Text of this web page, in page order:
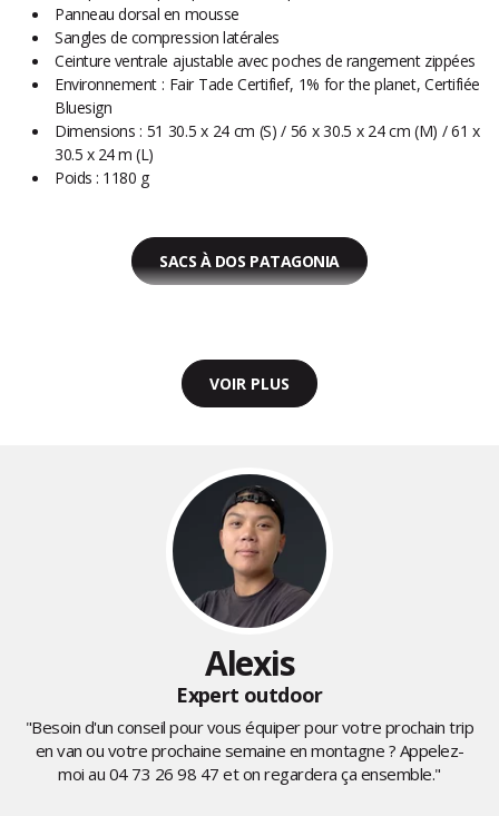
Panneau dorsal en mousse
Sangles de compression latérales
Ceinture ventrale ajustable avec poches de rangement zippées
Environnement : Fair Tade Certifief, 1% for the planet, Certifiée
Bluesign
Dimensions : 51 30.5 x 24 cm (S) / 56 x 30.5 x 24 cm (M) / 61 x
30.5 x 24 m (L)
Poids : 1180 g
SACS À DOS PATAGONIA
VOIR PLUS
Alexis
Expert outdoor
"Besoin d'un conseil pour vous équiper pour votre prochain trip
en van ou votre prochaine semaine en montagne ? Appelez-
moi au 04 73 26 98 47 et on regardera ça ensemble."